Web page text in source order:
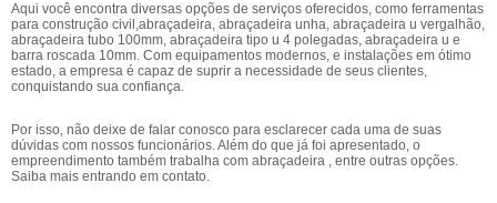
Aqui você encontra diversas opções de serviços oferecidos, como ferramentas
para construção civil,abraçadeira, abraçadeira unha, abraçadeira u vergalhão,
abraçadeira tubo 100mm, abraçadeira tipo u 4 polegadas, abraçadeira u e
barra roscada 10mm. Com equipamentos modernos, e instalações em ótimo
estado, a empresa é capaz de suprir a necessidade de seus clientes,
conquistando sua confiança.
Por isso, não deixe de falar conosco para esclarecer cada uma de suas
dúvidas com nossos funcionários. Além do que já foi apresentado, o
empreendimento também trabalha com abraçadeira , entre outras opções.
Saiba mais entrando em contato.